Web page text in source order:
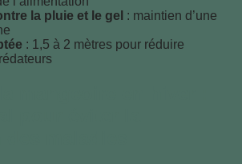
la pluie et le gel : maintien d’une
: 1,5 à 2 mètres pour réduire